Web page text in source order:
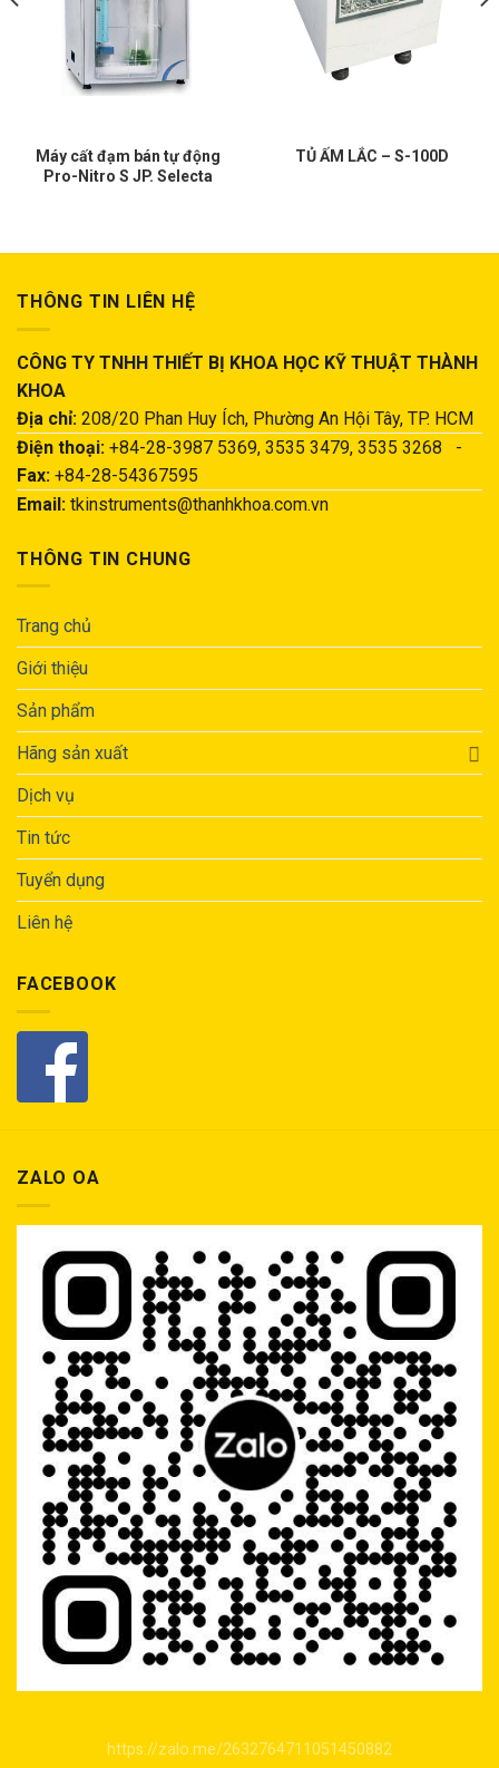
Máy cất đạm bán tự động
Pro-Nitro S JP. Selecta
TỦ ẤM LẮC – S-100D
THÔNG TIN LIÊN HỆ
CÔNG TY TNHH THIẾT BỊ KHOA HỌC KỸ THUẬT THÀNH
KHOA
Địa chỉ: 208/20 Phan Huy Ích, Phường An Hội Tây, TP. HCM
Điện thoại: +84-28-3987 5369, 3535 3479, 3535 3268 -
Fax: +84-28-54367595
Email: tkinstruments@thanhkhoa.com.vn
THÔNG TIN CHUNG
Trang chủ
Giới thiệu
Sản phẩm
Hãng sản xuất
Dịch vụ
Tin tức
Tuyển dụng
Liên hệ
FACEBOOK
ZALO OA
https://zalo.me/2632764711051450882